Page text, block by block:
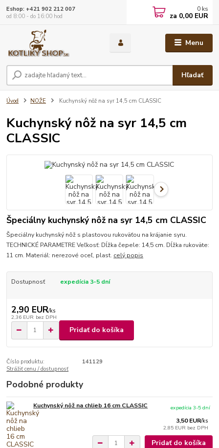
Menu
Hľadať
Eshop: +421 902 212 007
od 8:00 - do 16:00 hod
0 ks
za 0,00 EUR
Úvod NOŽE Kuchynský nôž na syr 14,5 cm CLASSIC
Kuchynský nôž na syr 14,5 cm
CLASSIC
Špeciálny kuchynský nôž na syr 14,5 cm CLASSIC
Špeciálny kuchynský nôž s plastovou rukoväťou na krájanie syru.
TECHNICKÉ PARAMETRE Veľkosť: Dĺžka čepele: 14,5 cm. Dĺžka rukoväte:
11 cm. Materiál: nerezové oceľ, plast. celý popis
Dostupnosť expedícia 3-5 dní
2,90 EUR/ks
2,36 EUR bez DPH
Pridať do košíka
Číslo produktu:
141129
Strážiť cenu / dostupnosť
Podobné produkty
Kuchynský nôž na chlieb 16 cm CLASSIC
3,50 EUR/ks
2,85 EUR bez DPH
expedícia 3-5 dní
Pridať do košíka